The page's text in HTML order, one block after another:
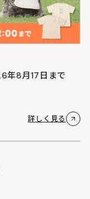
年8月17日まで
詳しく見る